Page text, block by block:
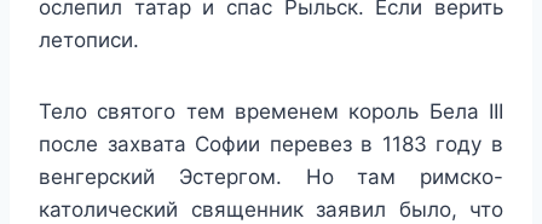
ослепил татар и спас Рыльск. Если верить
летописи.
Тело святого тем временем король Бела III
после захвата Софии перевез в 1183 году в
венгерский Эстергом. Но там римско-
католический священник заявил было, что